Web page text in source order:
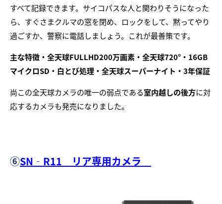
すべて記録できます。サイコパスな人と関わりそうになった
ら、すぐさまクルマの窓を閉め、ロックをして、黙ってやり
過ごすか、警察に電話しましょう。これが最善策です。
主な特徴・全天球FULLHD200万画素・全天球720°・16GB
マイクロSD・白とび処理・全天球スーパーナイト・3年保証
尚この全天球カメラの唯一の弱点である室内越しの後方に対
応するカメラも発売になりました。
⑥SN‐R11 リア専用カメラ